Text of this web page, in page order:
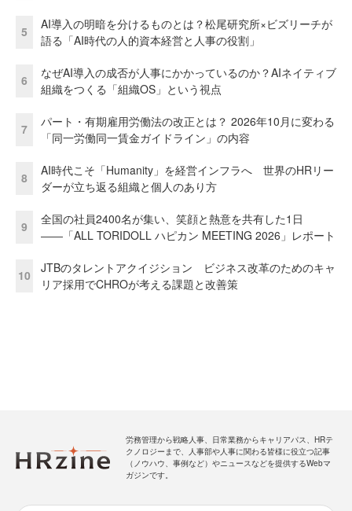
5
AI導入の明暗を分けるものとは？松尾研究所×ビズリーチが
語る「AI時代の人的資本経営と人事の役割」
6
なぜAI導入の成否が人事にかかっているのか？AIネイティブ
組織をつくる「組織OS」という視点
7
パート・有期雇用労働法の改正とは？ 2026年10月に変わる
「同一労働同一賃金ガイドライン」の内容
8
AI時代こそ「Humanity」を経営インフラへ 世界のHRリー
ダーが立ち返る組織と個人のあり方
9
全国の社員2400名が集い、笑顔と熱意を共有した1日
――「ALL TORIDOLL ハピカン MEETING 2026」レポート
10
JTBのタレントアクイジション ビジネス改革のためのキャ
リア採用でCHROが考える課題と改善策
労務管理から戦略人事、日常業務からキャリアパス、HRテ
クノロジーまで、人事部や人事に関わる皆様に役立つ記事
（ノウハウ、事例など）やニュースなどを提供するWebマ
ガジンです。